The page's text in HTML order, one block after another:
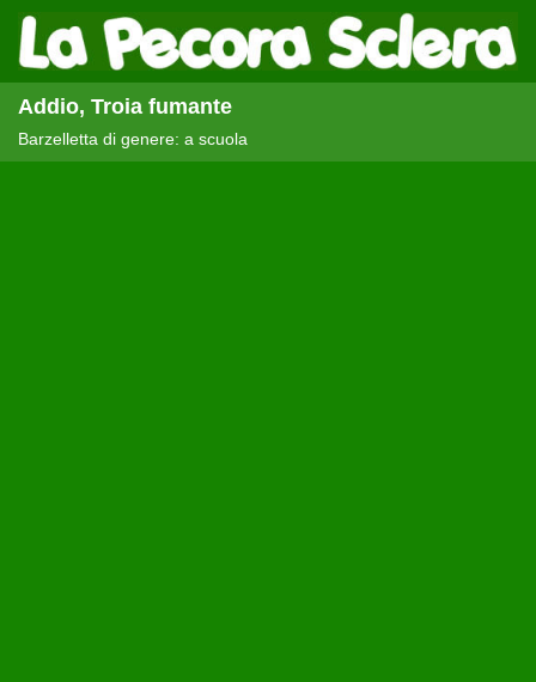
Addio, Troia fumante
Barzelletta di genere: a scuola